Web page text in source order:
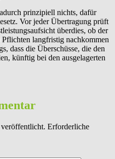
prinzipiell nichts, dafür
Vor jeder Übertragung prüft
überdies, ob der
Pflichten langfristig nachkommen
dass die Überschüsse, die den
künftig bei den ausgelagerten
Erforderliche